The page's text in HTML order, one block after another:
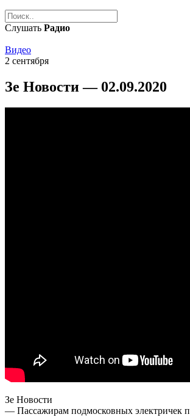
Слушать Радио
Видео
2 сентября
Зе Новости — 02.09.2020
Зе Новости
— Пассажирам подмосковных электричек